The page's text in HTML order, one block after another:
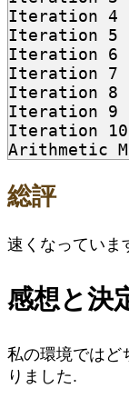
Iteration 4	56.94 runs/min
Iteration 5	57.46 runs/min
Iteration 6	54.97 runs/min
Iteration 7	56.74 runs/min
Iteration 8	57.46 runs/min
Iteration 9	56.86 runs/min
Iteration 10	57.38 runs/min
総評
速くなっていま
感想と決
私の環境ではど
りました.